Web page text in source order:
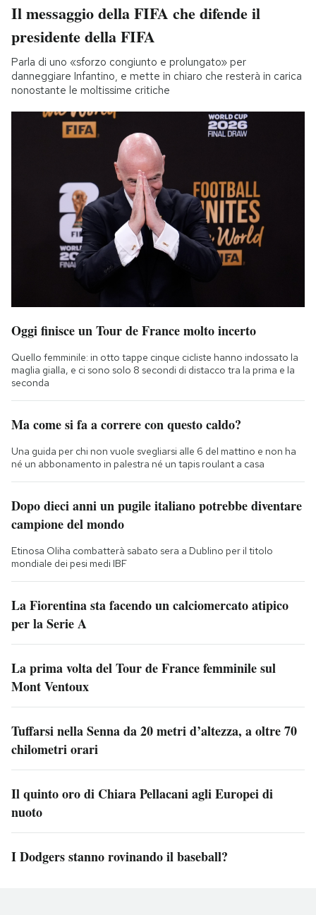
Il messaggio della FIFA che difende il
presidente della FIFA
Parla di uno «sforzo congiunto e prolungato» per
danneggiare Infantino, e mette in chiaro che resterà in carica
nonostante le moltissime critiche
Oggi finisce un Tour de France molto incerto
Quello femminile: in otto tappe cinque cicliste hanno indossato la
maglia gialla, e ci sono solo 8 secondi di distacco tra la prima e la
seconda
Ma come si fa a correre con questo caldo?
Una guida per chi non vuole svegliarsi alle 6 del mattino e non ha
né un abbonamento in palestra né un tapis roulant a casa
Dopo dieci anni un pugile italiano potrebbe diventare
campione del mondo
Etinosa Oliha combatterà sabato sera a Dublino per il titolo
mondiale dei pesi medi IBF
La Fiorentina sta facendo un calciomercato atipico
per la Serie A
La prima volta del Tour de France femminile sul
Mont Ventoux
Tuffarsi nella Senna da 20 metri d’altezza, a oltre 70
chilometri orari
Il quinto oro di Chiara Pellacani agli Europei di
nuoto
I Dodgers stanno rovinando il baseball?